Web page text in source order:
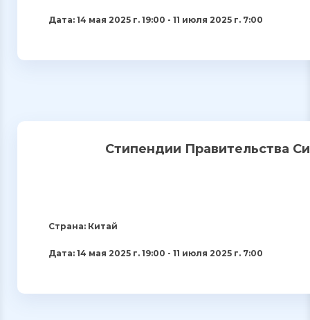
Дата: 14 мая 2025 г. 19:00 - 11 июля 2025 г. 7:00
Стипендии Правительства
Страна: Китай
Дата: 14 мая 2025 г. 19:00 - 11 июля 2025 г. 7:00